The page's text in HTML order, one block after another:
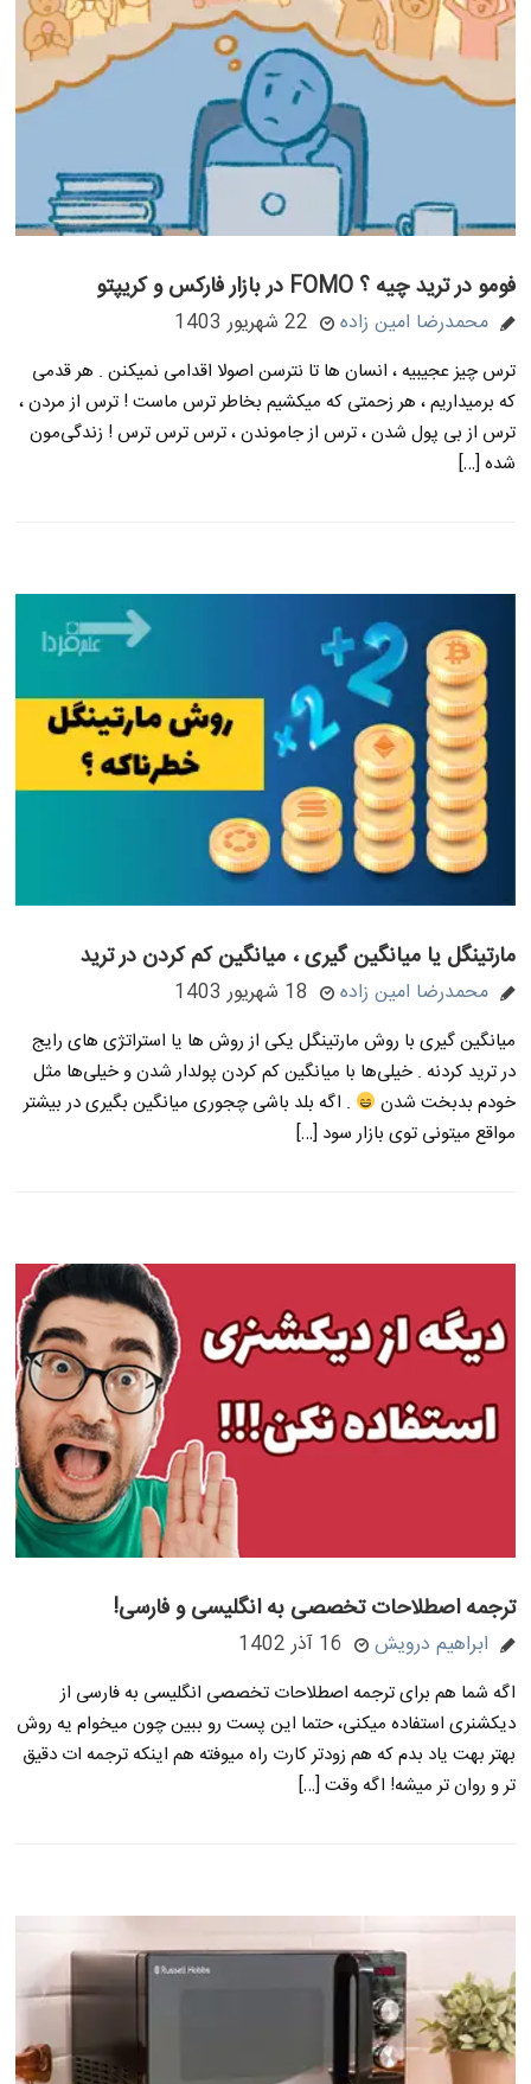
فومو در ترید چیه ؟ FOMO در بازار فارکس و کریپتو
محمدرضا امین زاده 22 شهریور 1403
ترس چیز عجیبیه ، انسان ها تا نترسن اصولا اقدامی نمیکنن . هر قدمی
که برمیداریم ، هر زحمتی که میکشیم بخاطر ترس ماست ! ترس از مردن ،
ترس از بی پول شدن ، ترس از جاموندن ، ترس ترس ترس ! زندگی‌مون
شده […]
مارتینگل یا میانگین گیری ، میانگین کم کردن در ترید
محمدرضا امین زاده 18 شهریور 1403
میانگین گیری با روش مارتینگل یکی از روش ها یا استراتژی های رایج
در ترید کردنه . خیلی‌ها با میانگین کم کردن پولدار شدن و خیلی‌ها مثل
خودم بدبخت شدن
. اگه بلد باشی چجوری میانگین بگیری در بیشتر
مواقع میتونی توی بازار سود […]
ترجمه اصطلاحات تخصصی به انگلیسی و فارسی!
ابراهیم درویش 16 آذر 1402
اگه شما هم برای ترجمه اصطلاحات تخصصی انگلیسی به فارسی از
دیکشنری استفاده میکنی، حتما این پست رو ببین چون میخوام یه روش
بهتر بهت یاد بدم که هم زودتر کارت راه میوفته هم اینکه ترجمه ات دقیق
تر و روان تر میشه! اگه وقت […]